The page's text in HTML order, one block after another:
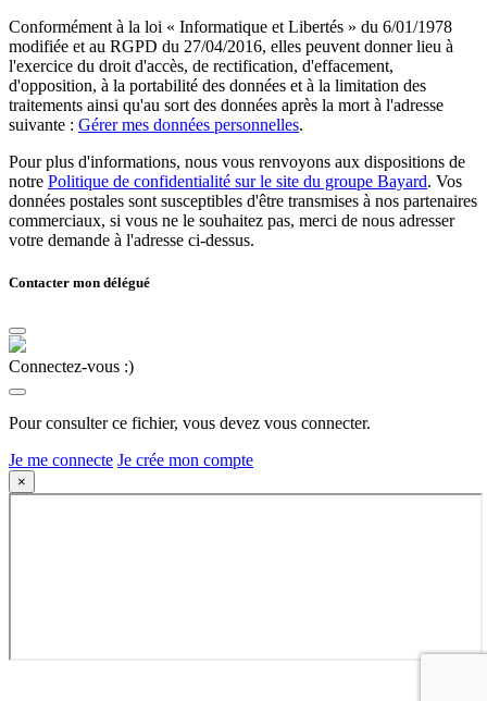
Conformément à la loi « Informatique et Libertés » du 6/01/1978
modifiée et au RGPD du 27/04/2016, elles peuvent donner lieu à
l'exercice du droit d'accès, de rectification, d'effacement,
d'opposition, à la portabilité des données et à la limitation des
traitements ainsi qu'au sort des données après la mort à l'adresse
suivante : Gérer mes données personnelles.
Pour plus d'informations, nous vous renvoyons aux dispositions de
notre Politique de confidentialité sur le site du groupe Bayard. Vos
données postales sont susceptibles d'être transmises à nos partenaires
commerciaux, si vous ne le souhaitez pas, merci de nous adresser
votre demande à l'adresse ci-dessus.
Contacter mon délégué
Connectez-vous :)
Pour consulter ce fichier, vous devez vous connecter.
Je me connecte Je crée mon compte
×